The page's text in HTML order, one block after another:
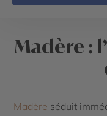
Madère :
Madère séduit